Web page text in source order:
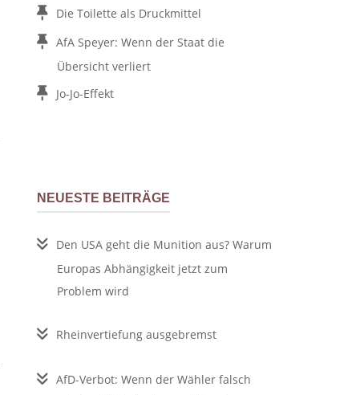
Die Toilette als Druckmittel
AfA Speyer: Wenn der Staat die
Übersicht verliert
Jo-Jo-Effekt
NEUESTE BEITRÄGE
Den USA geht die Munition aus? Warum
Europas Abhängigkeit jetzt zum
Problem wird
Rheinvertiefung ausgebremst
AfD-Verbot: Wenn der Wähler falsch